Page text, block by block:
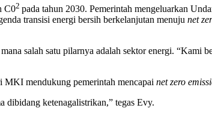
C02 pada tahun 2030. Pemerintah mengeluarkan
transisi energi bersih berkelanjutan menuju net
salah satu pilarnya adalah sektor energi. “Kami
mendukung pemerintah mencapai net zero
dibidang ketenagalistrikan,” tegas Evy.